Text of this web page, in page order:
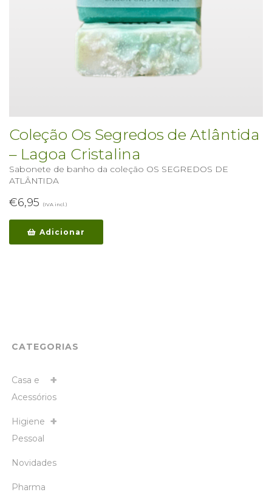
Coleção Os Segredos de Atlântida
– Lagoa Cristalina
Sabonete de banho da coleção OS SEGREDOS DE
ATLÂNTIDA
€6,95 (IVA incl.)
Adicionar
CATEGORIAS
Casa e
Acessórios
Higiene
Pessoal
Novidades
Pharma